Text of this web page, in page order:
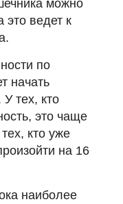
можно
это ведет к
по
начать
тех, кто
это чаще
кто уже
на 16
наиболее